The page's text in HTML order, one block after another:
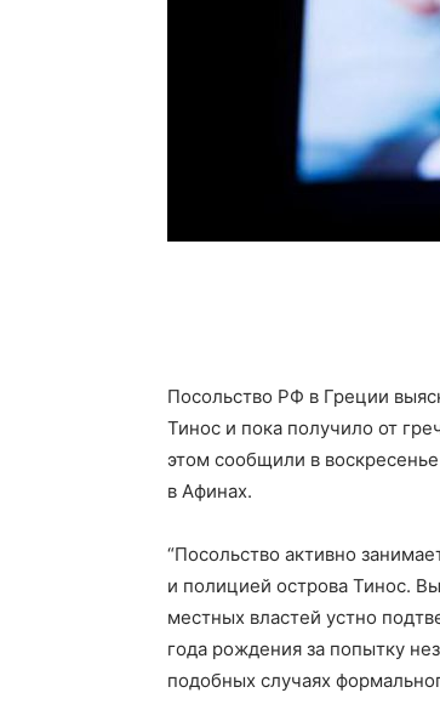
Посольство РФ в Греции
Тинос и пока получило от
этом сообщили в
в Афинах.
“Посольство активно
и полицией острова Тинос.
местных властей устно
года рождения за попытку
подобных случаях